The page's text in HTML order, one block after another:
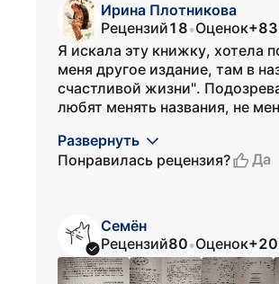
Ирина Плотникова
Рецензий18•Оценок+83
Я искала эту книжку, хотела
меня другое издание, там в
счастливой жизни".
любят менять названия, не
Развернуть
Понравилась рецензия?
Да
Семён
Рецензий80•Оценок